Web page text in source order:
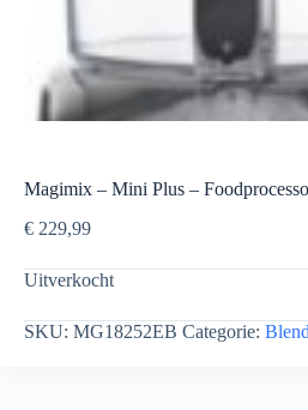
Magimix – Mini Plus –
€ 229,99
Uitverkocht
SKU: MG18252EB Categorie: